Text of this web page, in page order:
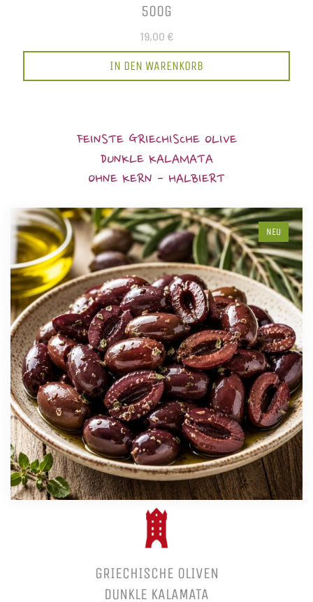
500G
19,00 €
IN DEN WARENKORB
FEINSTE GRIECHISCHE OLIVE
DUNKLE KALAMATA
OHNE KERN - HALBIERT
NEU
GRIECHISCHE OLIVEN
DUNKLE KALAMATA